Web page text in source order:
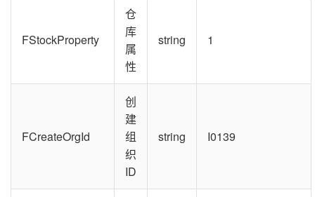
FStockProperty
仓
库
属
性
string 1
FCreateOrgId
创
建
组
织
ID
string I0139